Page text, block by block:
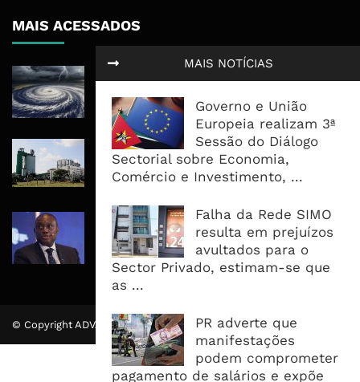
MAIS NOTÍCIAS
Governo e União
Europeia realizam 3ª
Sessão do Diálogo
Sectorial sobre Economia,
Comércio e Investimento, ...
Falha da Rede SIMO
resulta em prejuízos
avultados para o
Sector Privado, estimam-se que
as ...
PR adverte que
manifestações
podem comprometer
pagamento de salários e expõe
MAIS ACESSADOS
Pessoas No Centro E Sul ...
Governo admite nova operadora
para a Mozal após suspensão das
operações
CEO do Standard Bank pede ao
Governo que “saia do caminho” e
facilite os negócios
© Copyright ADVALUE. Todos Direitos Reservados.